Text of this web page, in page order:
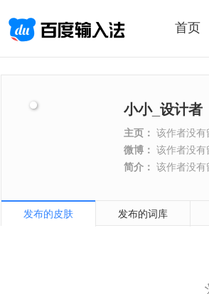
首页
小小_设计者
主页： 该作者没
微博： 该作者没
简介： 该作者没有
发布的皮肤 发布的词库